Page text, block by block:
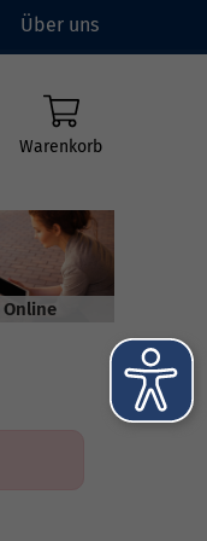
Über uns
Warenkorb
Online